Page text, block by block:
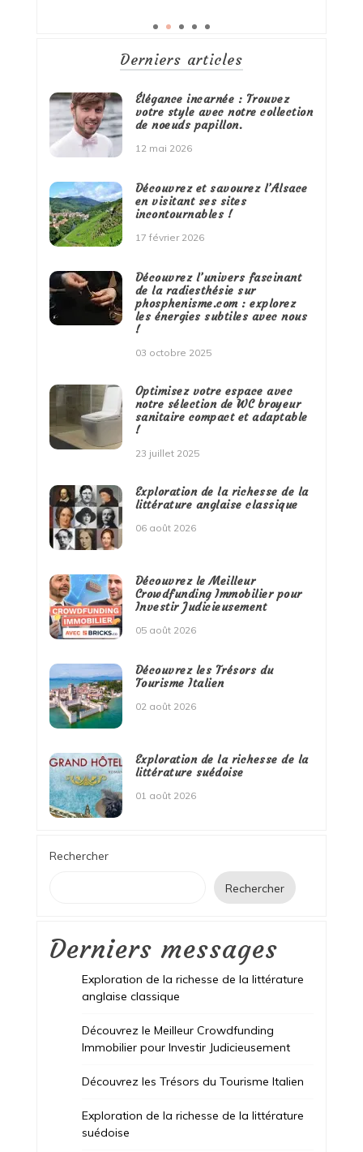
Derniers articles
Élégance incarnée : Trouvez
votre style avec notre collection
de noeuds papillon.
12 mai 2026
Découvrez et savourez l’Alsace
en visitant ses sites
incontournables !
17 février 2026
Découvrez l’univers fascinant
de la radiesthésie sur
phosphenisme.com : explorez
les énergies subtiles avec nous
!
03 octobre 2025
Optimisez votre espace avec
notre sélection de WC broyeur
sanitaire compact et adaptable
!
23 juillet 2025
Exploration de la richesse de la
littérature anglaise classique
06 août 2026
Découvrez le Meilleur
Crowdfunding Immobilier pour
Investir Judicieusement
05 août 2026
Découvrez les Trésors du
Tourisme Italien
02 août 2026
Exploration de la richesse de la
littérature suédoise
01 août 2026
Rechercher
Rechercher
Derniers messages
Exploration de la richesse de la littérature
anglaise classique
Découvrez le Meilleur Crowdfunding
Immobilier pour Investir Judicieusement
Découvrez les Trésors du Tourisme Italien
Exploration de la richesse de la littérature
suédoise